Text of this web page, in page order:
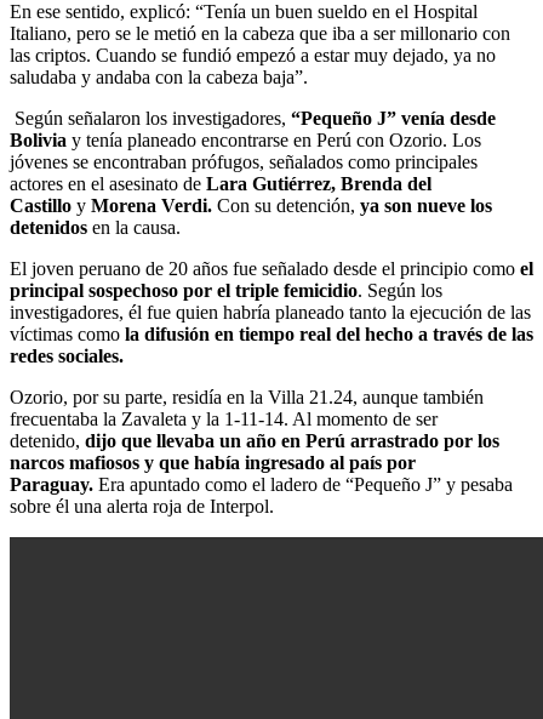
En ese sentido, explicó: “Tenía un buen sueldo en el Hospital
Italiano, pero se le metió en la cabeza que iba a ser millonario con
las criptos. Cuando se fundió empezó a estar muy dejado, ya no
saludaba y andaba con la cabeza baja”.
Según señalaron los investigadores, “Pequeño J” venía desde
Bolivia y tenía planeado encontrarse en Perú con Ozorio. Los
jóvenes se encontraban prófugos, señalados como principales
actores en el asesinato de Lara Gutiérrez, Brenda del
Castillo y Morena Verdi. Con su detención, ya son nueve los
detenidos en la causa.
El joven peruano de 20 años fue señalado desde el principio como el
principal sospechoso por el triple femicidio. Según los
investigadores, él fue quien habría planeado tanto la ejecución de las
víctimas como la difusión en tiempo real del hecho a través de las
redes sociales.
Ozorio, por su parte, residía en la Villa 21.24, aunque también
frecuentaba la Zavaleta y la 1-11-14. Al momento de ser
detenido, dijo que llevaba un año en Perú arrastrado por los
narcos mafiosos y que había ingresado al país por
Paraguay. Era apuntado como el ladero de “Pequeño J” y pesaba
sobre él una alerta roja de Interpol.